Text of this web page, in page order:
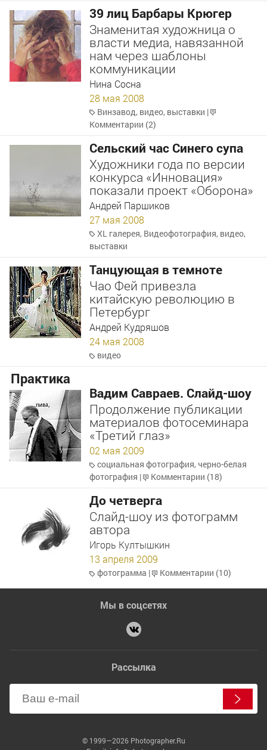
39 лиц Барбары Крюгер
Знаменитая художница о
власти медиа, навязанной
нам через шаблоны
коммуникации
Нина Сосна
28 мая 2008
Винзавод, видео, выставки |
Комментарии (2)
Сельский час Синего супа
Художники года по версии
конкурса «Инновация»
показали проект «Оборона»
Андрей Паршиков
27 мая 2008
XL галерея, Видеофотография, видео,
выставки
Танцующая в темноте
Чао Фей привезла
китайскую революцию в
Петербург
Андрей Кудряшов
24 мая 2008
видео
Практика
Вадим Савраев. Слайд-шоу
Продолжение публикации
материалов фотосеминара
«Третий глаз»
02 мая 2009
социальная фотография, черно-белая
фотография | Комментарии (18)
До четверга
Слайд-шоу из фотограмм
автора
Игорь Култышкин
13 апреля 2009
фотограмма | Комментарии (10)
Мы в соцсетях
Рассылка
© 1999—2026 Photographer.Ru